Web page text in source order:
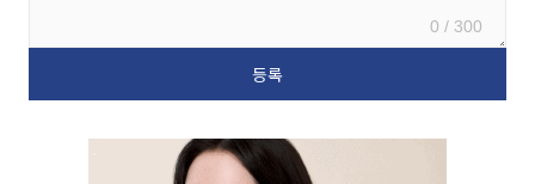
0 / 300